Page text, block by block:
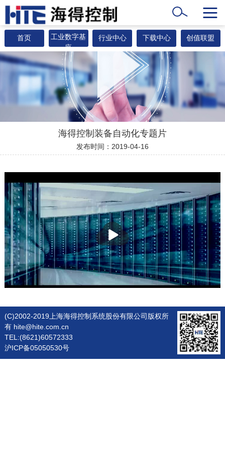
首页
工业数字基
座
行业中心 下载中心 创值联盟
海得控制装备自动化专题片
发布时间：2019-04-16
(C)2002-2019上海海得控制系统股份有限公司版权所
有 hite@hite.com.cn
TEL:(8621)60572333
沪ICP备05050530号